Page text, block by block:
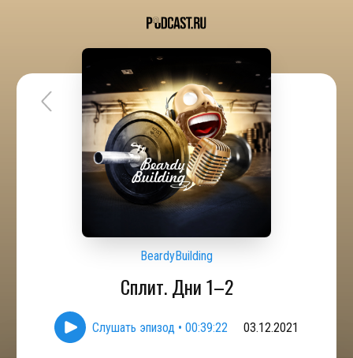
BeardyBuilding
Сплит. Дни 1–2
Слушать эпизод • 00:39:22 03.12.2021